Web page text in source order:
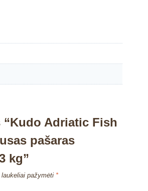
Adriatic Fish
pašaras
kg”
pažymėti *